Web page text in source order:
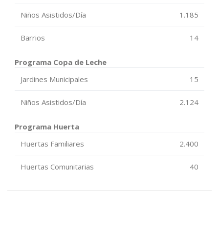
Niños Asistidos/Día 1.185
Barrios 14
Programa Copa de Leche
Jardines Municipales
15
Niños Asistidos/Día 2.124
Programa Huerta
Huertas Familiares
2.400
Huertas Comunitarias 40